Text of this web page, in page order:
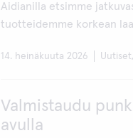
Aidianilla etsimme
tuotteidemme korkean
14. heinäkuuta 2026
Valmistaudu
avulla